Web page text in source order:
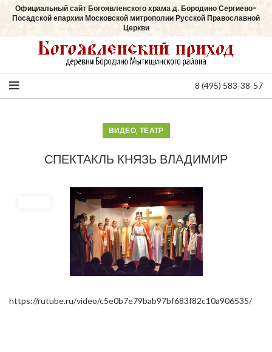
Официальный сайт Богоявленского храма д. Бородино Сергиево-
Посадской епархии Московской митрополии Русской Православной
Церкви
8 (495) 583-38-57
ВИДЕО, ТЕАТР
СПЕКТАКЛЬ КНЯЗЬ ВЛАДИМИР
https://rutube.ru/video/c5e0b7e79bab97bf683f82c10a906535/